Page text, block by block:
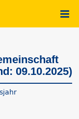
09.10.2025)